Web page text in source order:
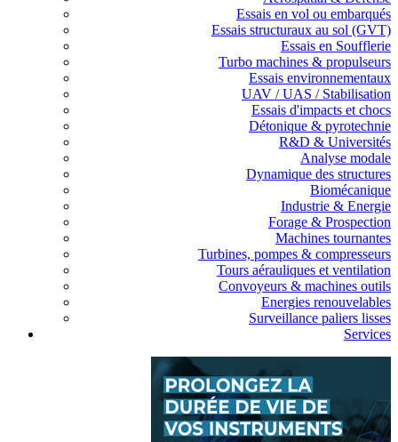
Essais en vol ou embarqués
Essais structuraux au sol (GVT)
Essais en Soufflerie
Turbo machines & propulseurs
Essais environnementaux
UAV / UAS / Stabilisation
Essais d'impacts et chocs
Détonique & pyrotechnie
R&D & Universités
Analyse modale
Dynamique des structures
Biomécanique
Industrie & Energie
Forage & Prospection
Machines tournantes
Turbines, pompes & compresseurs
Tours aérauliques et ventilation
Convoyeurs & machines outils
Energies renouvelables
Surveillance paliers lisses
Services